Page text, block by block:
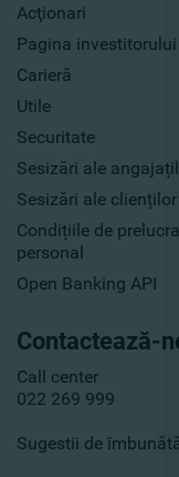
Acţionari
Pagina investitorului
Carieră
Utile
Securitate
Sesizări ale
Sesizări ale clienților
Condițiile de
personal
Open Banking API
Contactează-
Call center
022 269 999
Sugestii de